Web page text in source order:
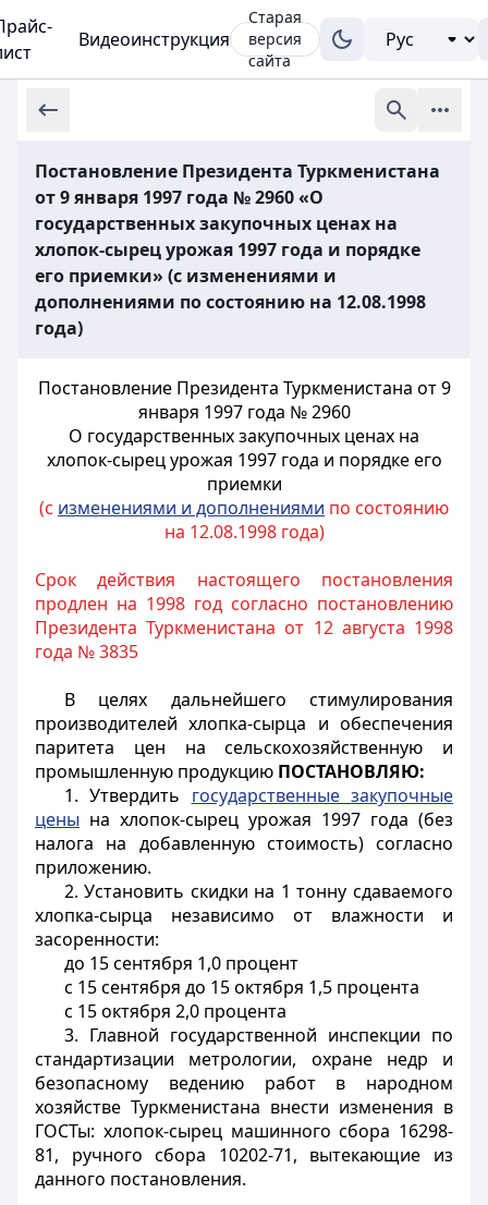
Видеоинструкция
Старая
версия
сайта
Постановление Президента Туркменистана
от 9 января 1997 года № 2960 «О
государственных закупочных ценах на
хлопок-сырец урожая 1997 года и порядке
его приемки» (с изменениями и
дополнениями по состоянию на 12.08.1998
года)
Постановление Президента Туркменистана от 9
января 1997 года № 2960
О государственных закупочных ценах на
хлопок-сырец урожая 1997 года и порядке его
приемки
(с изменениями и дополнениями по состоянию
на 12.08.1998 года)
Срок действия настоящего постановления
продлен на 1998 год согласно постановлению
Президента Туркменистана от 12 августа 1998
года № 3835
В целях дальнейшего стимулирования
производителей хлопка-сырца и обеспечения
паритета цен на сельскохозяйственную и
промышленную продукцию ПОСТАНОВЛЯЮ:
1. Утвердить государственные закупочные
цены на хлопок-сырец урожая 1997 года (без
налога на добавленную стоимость) согласно
приложению.
2. Установить скидки на 1 тонну сдаваемого
хлопка-сырца независимо от влажности и
засоренности:
до 15 сентября 1,0 процент
с 15 сентября до 15 октября 1,5 процента
с 15 октября 2,0 процента
3. Главной государственной инспекции по
стандартизации метрологии, охране недр и
безопасному ведению работ в народном
хозяйстве Туркменистана внести изменения в
ГОСТы: хлопок-сырец машинного сбора 16298-
81, ручного сбора 10202-71, вытекающие из
данного постановления.